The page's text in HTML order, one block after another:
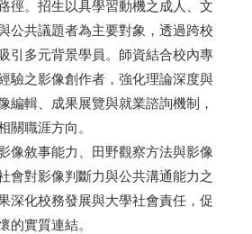
徑。招生以具學習動機之成人、文
公共議題者為主要對象，透過跨校
引多元背景學員。師資結合校內專
驗之影像創作者，強化理論深度與
編輯、成果展覽與就業諮詢機制，
關職涯方向。
像敘事能力、田野觀察方法與影像
會對影像判斷力與公共溝通能力之
深化校務發展與大學社會責任，促
的實質連結。